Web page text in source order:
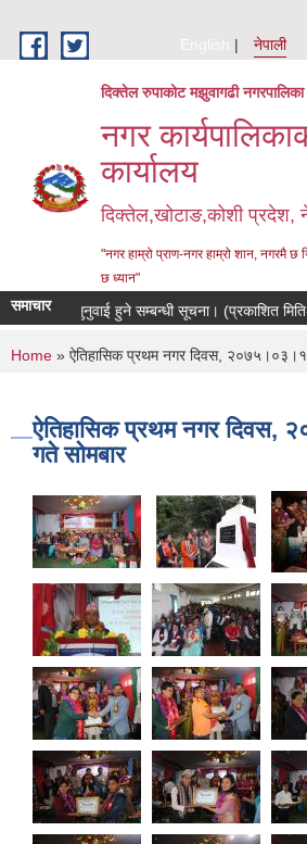
English
नेपाली
दिक्तेल रुपाकोट मझुवागढी नगरपालिका
नगर
कार्यालय
दिक्तेल,खोटाङ,कोशी प्रदेश,
"नगर हाम्रो प्राण-नगर हाम्रो शान, नगरमै छ
छ ध्यान"
समाचारसुनुवाई हुने सम्बन्धी सूचना। (प्रकाशित मिति-
You are here
Home » ऐतिहासिक प्रथम नगर दिवस,
ऐतिहासिक प्रथम नगर दिवस,
गते सोमबार